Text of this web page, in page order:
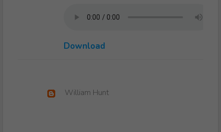
Download
William Hunt